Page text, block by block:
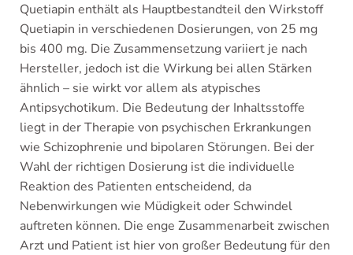
Quetiapin enthält als Hauptbestandteil den Wirkstoff
Quetiapin in verschiedenen Dosierungen, von 25 mg
bis 400 mg. Die Zusammensetzung variiert je nach
Hersteller, jedoch ist die Wirkung bei allen Stärken
ähnlich – sie wirkt vor allem als atypisches
Antipsychotikum. Die Bedeutung der Inhaltsstoffe
liegt in der Therapie von psychischen Erkrankungen
wie Schizophrenie und bipolaren Störungen. Bei der
Wahl der richtigen Dosierung ist die individuelle
Reaktion des Patienten entscheidend, da
Nebenwirkungen wie Müdigkeit oder Schwindel
auftreten können. Die enge Zusammenarbeit zwischen
Arzt und Patient ist hier von großer Bedeutung für den